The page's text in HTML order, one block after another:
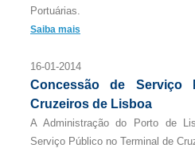
Portuárias.
Saiba mais
16-01-2014
Concessão de Serviço
Cruzeiros de Lisboa
A Administração do Porto de
Serviço Público no Terminal de